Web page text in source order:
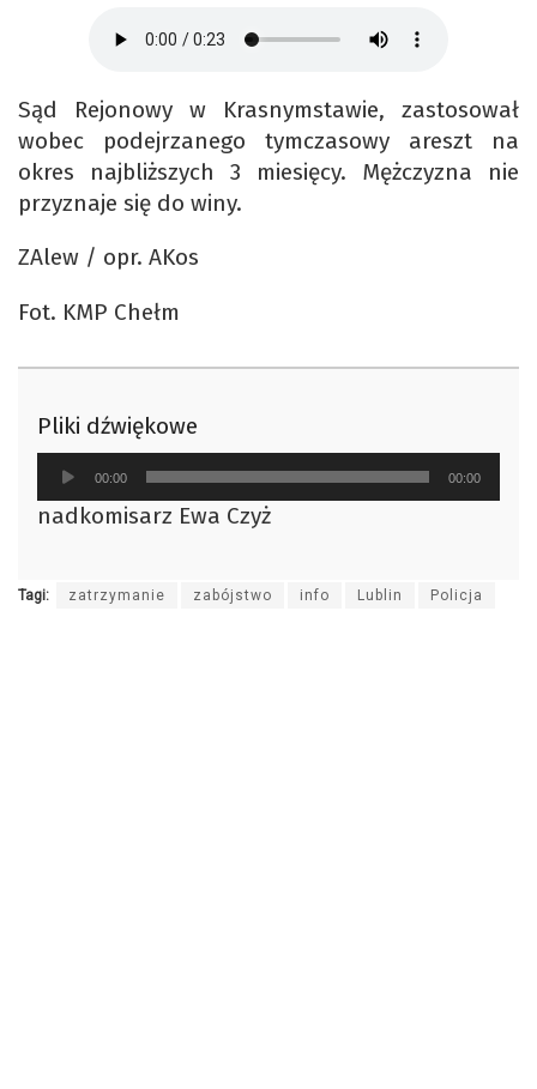
Sąd Rejonowy w Krasnymstawie, zastosował
wobec podejrzanego tymczasowy areszt na
okres najbliższych 3 miesięcy. Mężczyzna nie
przyznaje się do winy.
ZAlew / opr. AKos
Fot. KMP Chełm
Pliki dźwiękowe
Odtwarzacz
plików
dźwiękowych
00:00 00:00
nadkomisarz Ewa Czyż
Tagi: zatrzymanie zabójstwo info Lublin Policja